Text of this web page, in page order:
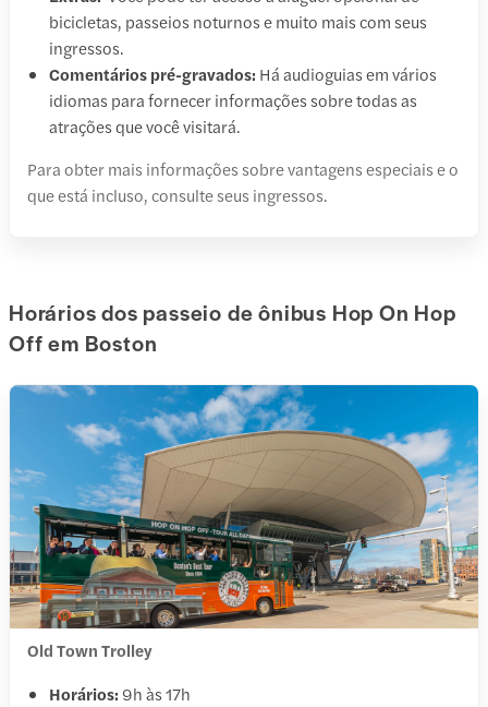
bicicletas, passeios noturnos e muito mais com seus
ingressos.
Comentários pré-gravados: Há audioguias em vários
idiomas para fornecer informações sobre todas as
atrações que você visitará.
Para obter mais informações sobre vantagens especiais e o
que está incluso, consulte seus ingressos.
Horários dos passeio de ônibus Hop On Hop
Off em Boston
Old Town Trolley
Horários: 9h às 17h